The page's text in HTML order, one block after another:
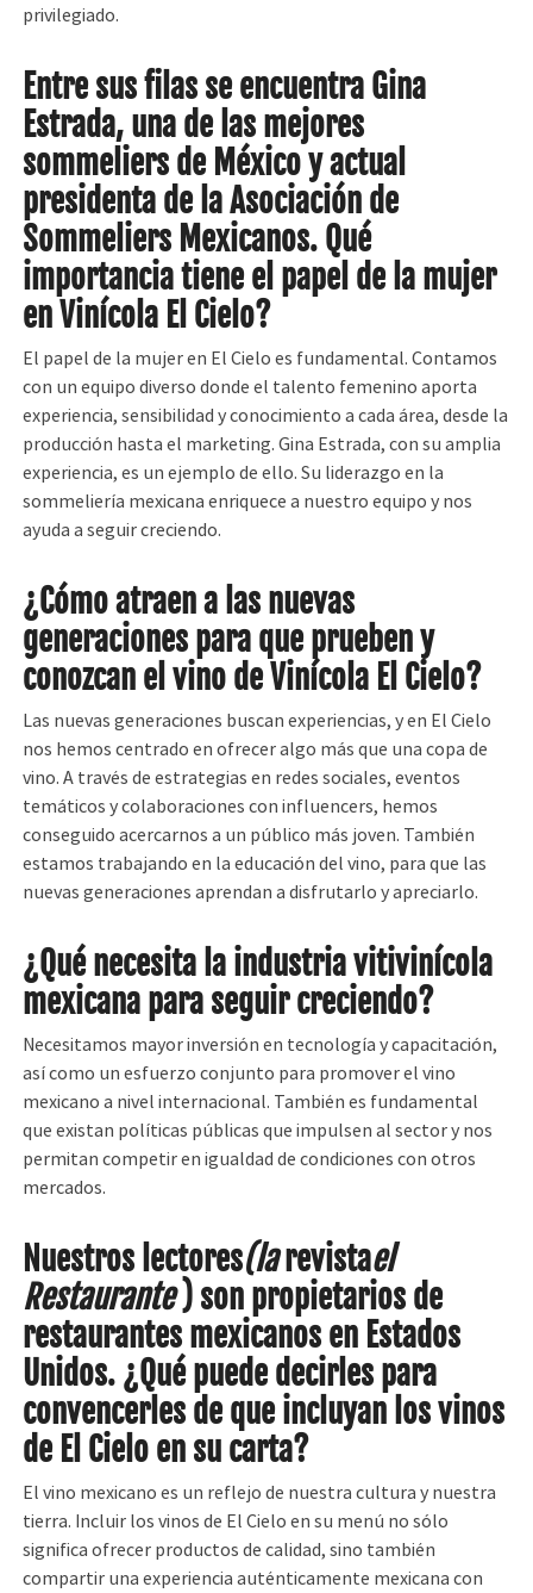
privilegiado.
Entre sus filas se encuentra Gina
Estrada, una de las mejores
sommeliers de México y actual
presidenta de la Asociación de
Sommeliers Mexicanos. Qué
importancia tiene el papel de la mujer
en Vinícola El Cielo?
El papel de la mujer en El Cielo es fundamental. Contamos
con un equipo diverso donde el talento femenino aporta
experiencia, sensibilidad y conocimiento a cada área, desde la
producción hasta el marketing. Gina Estrada, con su amplia
experiencia, es un ejemplo de ello. Su liderazgo en la
sommeliería mexicana enriquece a nuestro equipo y nos
ayuda a seguir creciendo.
¿Cómo atraen a las nuevas
generaciones para que prueben y
conozcan el vino de Vinícola El Cielo?
Las nuevas generaciones buscan experiencias, y en El Cielo
nos hemos centrado en ofrecer algo más que una copa de
vino. A través de estrategias en redes sociales, eventos
temáticos y colaboraciones con influencers, hemos
conseguido acercarnos a un público más joven. También
estamos trabajando en la educación del vino, para que las
nuevas generaciones aprendan a disfrutarlo y apreciarlo.
¿Qué necesita la industria vitivinícola
mexicana para seguir creciendo?
Necesitamos mayor inversión en tecnología y capacitación,
así como un esfuerzo conjunto para promover el vino
mexicano a nivel internacional. También es fundamental
que existan políticas públicas que impulsen al sector y nos
permitan competir en igualdad de condiciones con otros
mercados.
Nuestros lectores(larevistael
Restaurante) son propietarios de
restaurantes mexicanos en Estados
Unidos. ¿Qué puede decirles para
convencerles de que incluyan los vinos
de El Cielo en su carta?
El vino mexicano es un reflejo de nuestra cultura y nuestra
tierra. Incluir los vinos de El Cielo en su menú no sólo
significa ofrecer productos de calidad, sino también
compartir una experiencia auténticamente mexicana con